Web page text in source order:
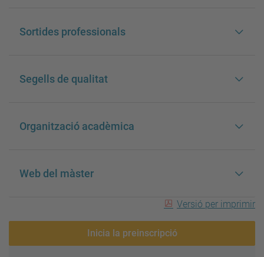
Sortides professionals
Segells de qualitat
Organització acadèmica
Web del màster
Versió per imprimir
Inicia la preinscripció